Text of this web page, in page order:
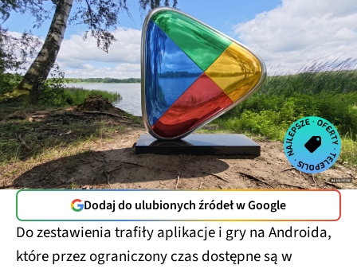
Dodaj do ulubionych źródeł w Google
Do zestawienia trafiły aplikacje i gry na Androida,
które przez ograniczony czas dostępne są w